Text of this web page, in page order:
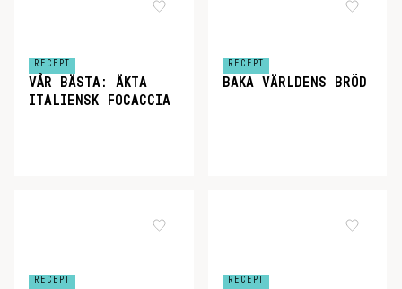
RECEPT
VÅR BÄSTA: ÄKTA
ITALIENSK FOCACCIA
RECEPT
BAKA VÄRLDENS BRÖD
RECEPT RECEPT